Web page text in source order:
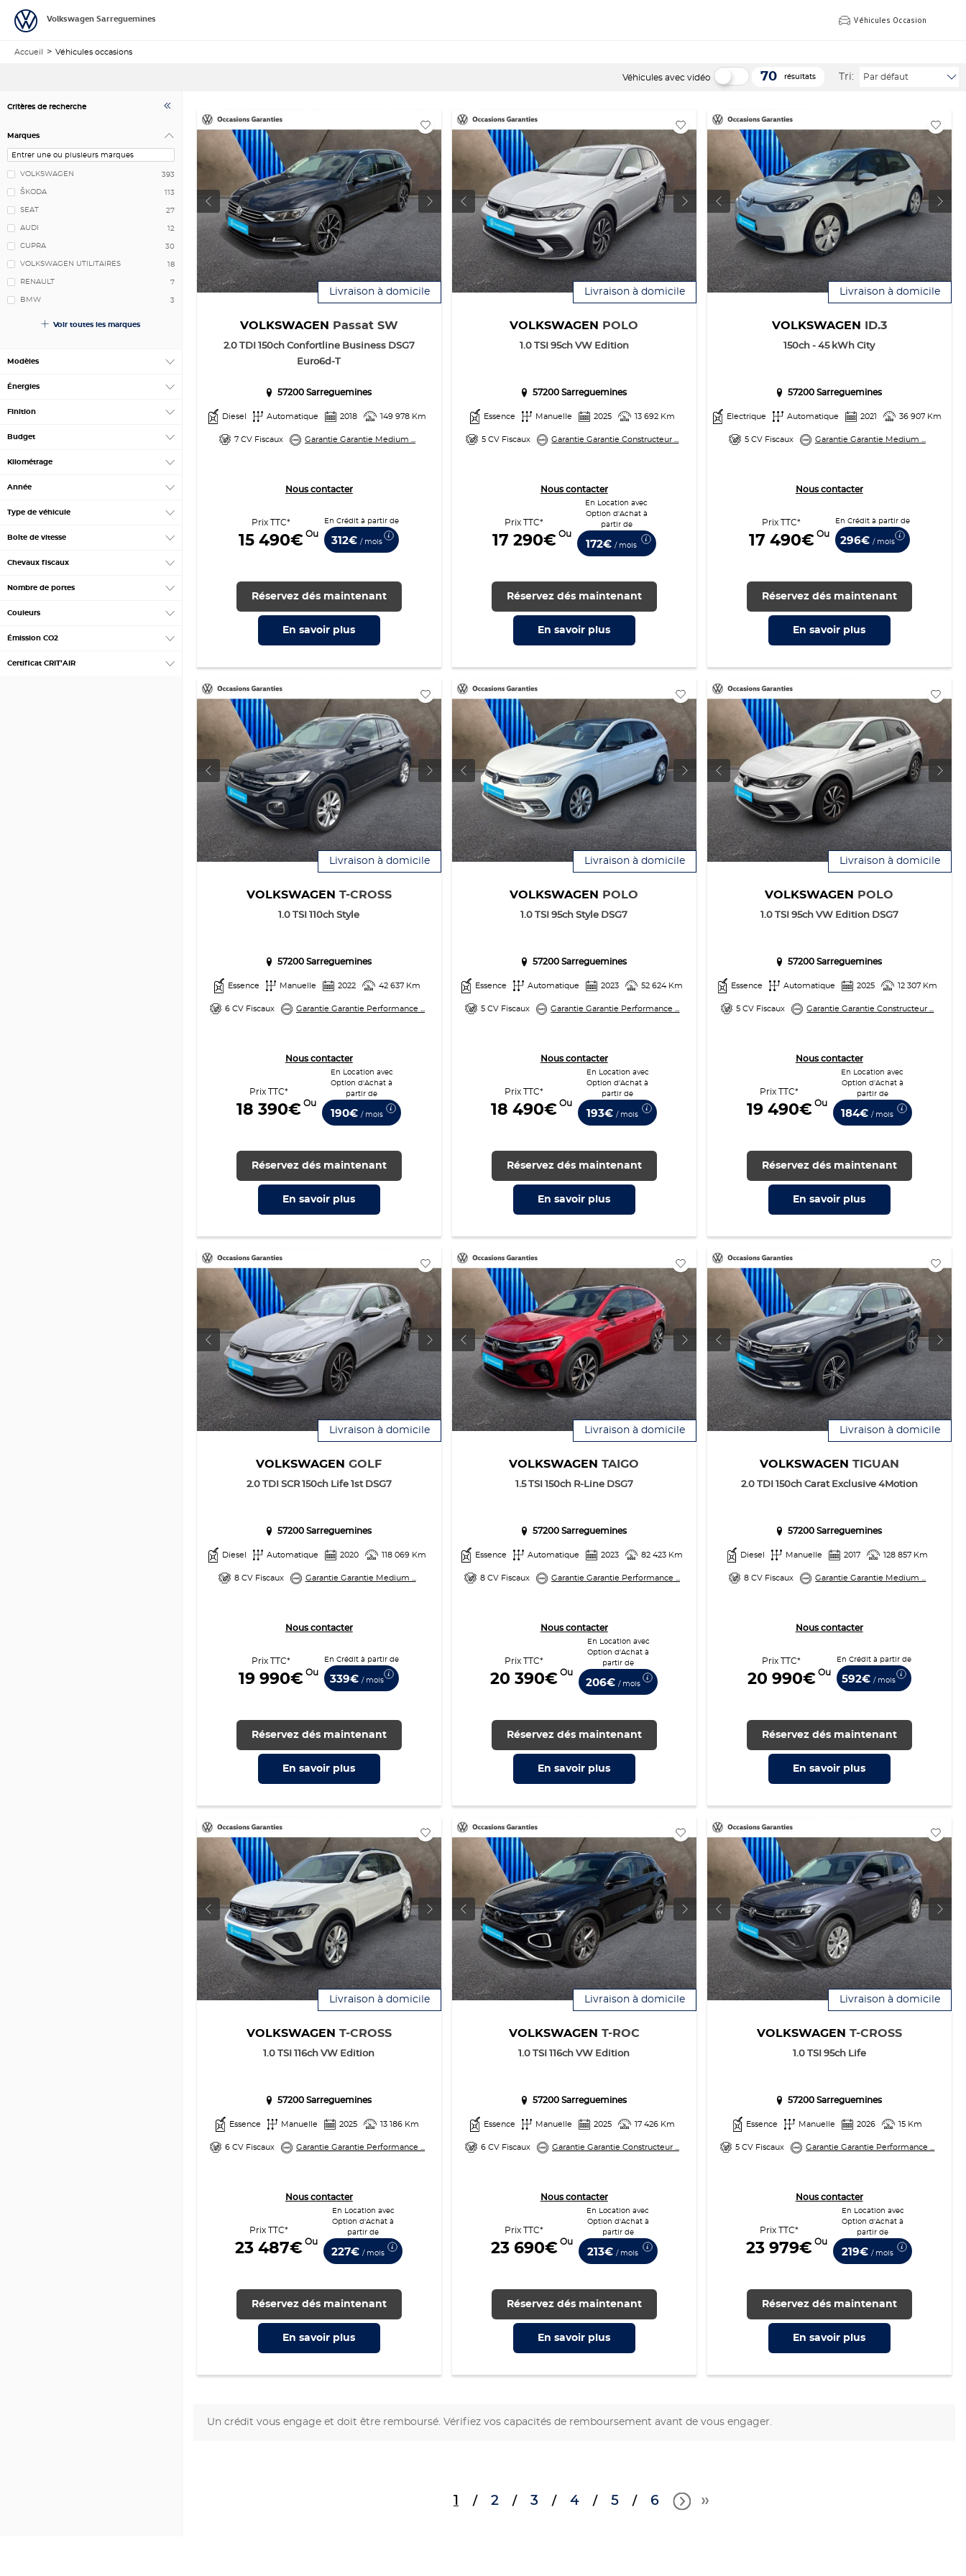
Volkswagen Sarreguemines Véhicules Occasion
Accueil Véhicules occasions
Tri: Par défaut
Véhicules avec vidéo 70 résultats
Critères de recherche
Marques
VOLKSWAGEN 393
ŠKODA 113
SEAT 27
AUDI 12
CUPRA 30
VOLKSWAGEN UTILITAIRES 18
RENAULT 7
BMW 3
Voir toutes les marques
Modèles
Énergies
Finition
Budget
Kilométrage
Année
Type de véhicule
Boîte de vitesse
Chevaux fiscaux
Nombre de portes
Couleurs
Émission CO2
Certificat CRIT’AIR
Livraison à domicile
VOLKSWAGEN Passat SW
2.0 TDI 150ch Confortline Business DSG7
Euro6d-T
57200 Sarreguemines
Diesel Automatique 2018 149 978 Km
7 CV Fiscaux Garantie Garantie Medium ...
Nous contacter
Prix TTC*
15 490€ Ou
En Crédit à partir de
312€ / mois
Réservez dés maintenant
En savoir plus
Livraison à domicile
VOLKSWAGEN POLO
1.0 TSI 95ch VW Edition
57200 Sarreguemines
Essence Manuelle 2025 13 692 Km
5 CV Fiscaux Garantie Garantie Constructeur ...
Nous contacter
Prix TTC*
17 290€ Ou
En Location avec
Option d'Achat à
partir de
172€/ mois
Réservez dés maintenant
En savoir plus
Livraison à domicile
VOLKSWAGEN ID.3
150ch - 45 kWh City
57200 Sarreguemines
Electrique Automatique 2021 36 907 Km
5 CV Fiscaux Garantie Garantie Medium ...
Nous contacter
Prix TTC*
17 490€ Ou
En Crédit à partir de
296€ / mois
Réservez dés maintenant
En savoir plus
Livraison à domicile
VOLKSWAGEN T-CROSS
1.0 TSI 110ch Style
57200 Sarreguemines
Essence Manuelle 2022 42 637 Km
6 CV Fiscaux Garantie Garantie Performance ...
Nous contacter
Prix TTC*
18 390€ Ou
En Location avec
Option d'Achat à
partir de
190€ / mois
Réservez dés maintenant
En savoir plus
Livraison à domicile
VOLKSWAGEN POLO
1.0 TSI 95ch Style DSG7
57200 Sarreguemines
Essence Automatique 2023 52 624 Km
5 CV Fiscaux Garantie Garantie Performance ...
Nous contacter
Prix TTC*
18 490€ Ou
En Location avec
Option d'Achat à
partir de
193€/ mois
Réservez dés maintenant
En savoir plus
Livraison à domicile
VOLKSWAGEN POLO
1.0 TSI 95ch VW Edition DSG7
57200 Sarreguemines
Essence Automatique 2025 12 307 Km
5 CV Fiscaux Garantie Garantie Constructeur ...
Nous contacter
Prix TTC*
19 490€ Ou
En Location avec
Option d'Achat à
partir de
184€/ mois
Réservez dés maintenant
En savoir plus
Livraison à domicile
VOLKSWAGENGOLF
2.0 TDI SCR 150ch Life 1st DSG7
57200 Sarreguemines
Diesel Automatique 2020 118 069 Km
8 CV Fiscaux Garantie Garantie Medium ...
Nous contacter
Prix TTC*
19 990€ Ou
En Crédit à partir de
339€ / mois
Réservez dés maintenant
En savoir plus
Livraison à domicile
VOLKSWAGENTAIGO
1.5 TSI 150ch R-Line DSG7
57200 Sarreguemines
Essence Automatique 2023 82 423 Km
8 CV Fiscaux Garantie Garantie Performance ...
Nous contacter
Prix TTC*
20 390€ Ou
En Location avec
Option d'Achat à
partir de
206€/ mois
Réservez dés maintenant
En savoir plus
Livraison à domicile
VOLKSWAGEN TIGUAN
2.0 TDI 150ch Carat Exclusive 4Motion
57200 Sarreguemines
Diesel Manuelle 2017 128 857 Km
8 CV Fiscaux Garantie Garantie Medium ...
Nous contacter
Prix TTC*
20 990€ Ou
En Crédit à partir de
592€/ mois
Réservez dés maintenant
En savoir plus
Livraison à domicile
VOLKSWAGEN T-CROSS
1.0 TSI 116ch VW Edition
57200 Sarreguemines
Essence Manuelle 2025 13 186 Km
6 CV Fiscaux Garantie Garantie Performance ...
Nous contacter
Prix TTC*
23 487€ Ou
En Location avec
Option d'Achat à
partir de
227€/ mois
Réservez dés maintenant
En savoir plus
Livraison à domicile
VOLKSWAGEN T-ROC
1.0 TSI 116ch VW Edition
57200 Sarreguemines
Essence Manuelle 2025 17 426 Km
6 CV Fiscaux Garantie Garantie Constructeur ...
Nous contacter
Prix TTC*
23 690€ Ou
En Location avec
Option d'Achat à
partir de
213€/ mois
Réservez dés maintenant
En savoir plus
Livraison à domicile
VOLKSWAGEN T-CROSS
1.0 TSI 95ch Life
57200 Sarreguemines
Essence Manuelle 2026 15 Km
5 CV Fiscaux Garantie Garantie Performance ...
Nous contacter
Prix TTC*
23 979€ Ou
En Location avec
Option d'Achat à
partir de
219€/ mois
Réservez dés maintenant
En savoir plus
Un crédit vous engage et doit être remboursé. Vérifiez vos capacités de remboursement avant de vous engager.
2 3 4 5 6